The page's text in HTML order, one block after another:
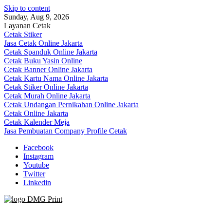
Skip to content
Sunday, Aug 9, 2026
Layanan Cetak
Cetak Stiker
Jasa Cetak Online Jakarta
Cetak Spanduk Online Jakarta
Cetak Buku Yasin Online
Cetak Banner Online Jakarta
Cetak Kartu Nama Online Jakarta
Cetak Stiker Online Jakarta
Cetak Murah Online Jakarta
Cetak Undangan Pernikahan Online Jakarta
Cetak Online Jakarta
Cetak Kalender Meja
Jasa Pembuatan Company Profile Cetak
Facebook
Instagram
Youtube
Twitter
Linkedin